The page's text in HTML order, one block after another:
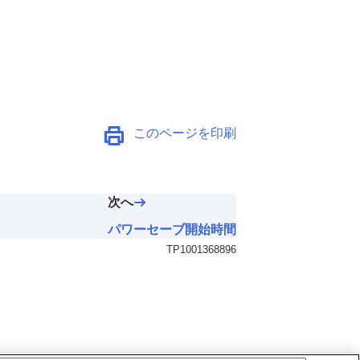
このページを印刷
次へ
パワーセーブ開始時間
TP1001368896